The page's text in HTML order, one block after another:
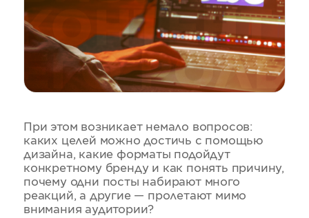
При этом возникает немало вопросов:
каких целей можно достичь с помощью
дизайна, какие форматы подойдут
конкретному бренду и как понять причину,
почему одни посты набирают много
реакций, а другие — пролетают мимо
внимания аудитории?